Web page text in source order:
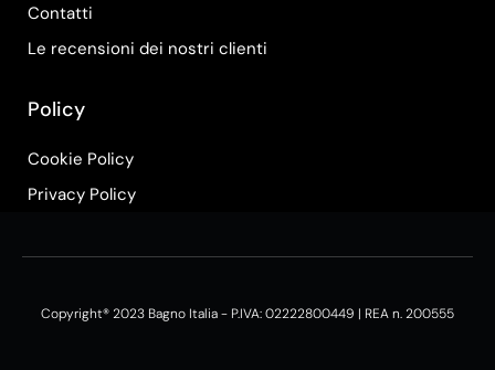
Contatti
Le recensioni dei nostri clienti
Policy
Cookie Policy
Privacy Policy
Copyright® 2023 Bagno Italia - P.IVA: 02222800449 | REA n. 200555